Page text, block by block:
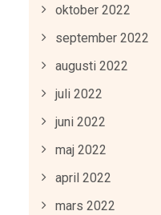
oktober 2022
september 2022
augusti 2022
juli 2022
juni 2022
maj 2022
april 2022
mars 2022